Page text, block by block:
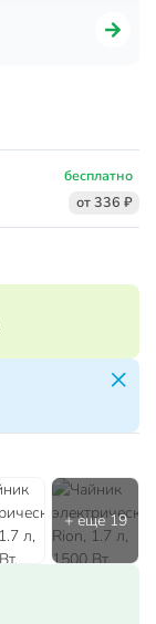
бесплатно
от 336 ₽